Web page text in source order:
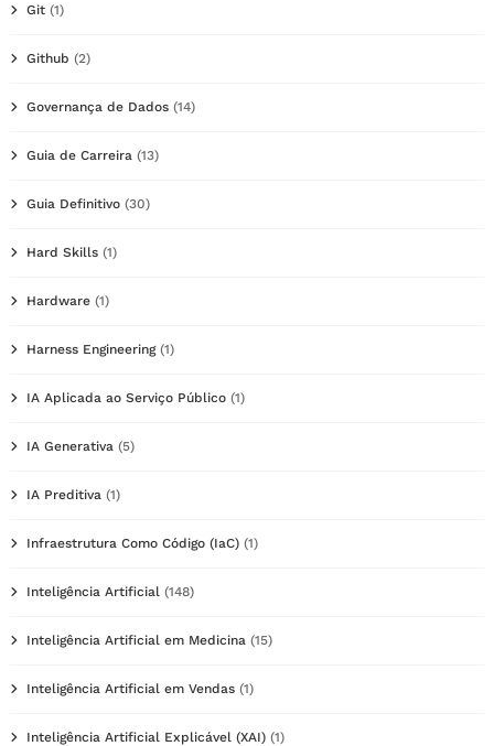
Git (1)
Github (2)
Governança de Dados (14)
Guia de Carreira (13)
Guia Definitivo (30)
Hard Skills (1)
Hardware (1)
Harness Engineering(1)
IA Aplicada ao Serviço Público (1)
IA Generativa (5)
IA Preditiva (1)
Infraestrutura Como Código (IaC) (1)
Inteligência Artificial (148)
Inteligência Artificial em Medicina (15)
Inteligência Artificial em Vendas (1)
Inteligência Artificial Explicável (XAI) (1)